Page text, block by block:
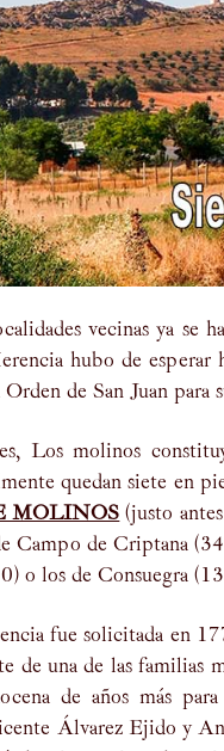
vecinas ya se
hubo de
de San Juan para
Los molinos
quedan siete en
MOLINOS (justo
Campo de Criptana
o los de Consuegra
fue solicitada en
de una de las familias
de años más
Álvarez Ejido y